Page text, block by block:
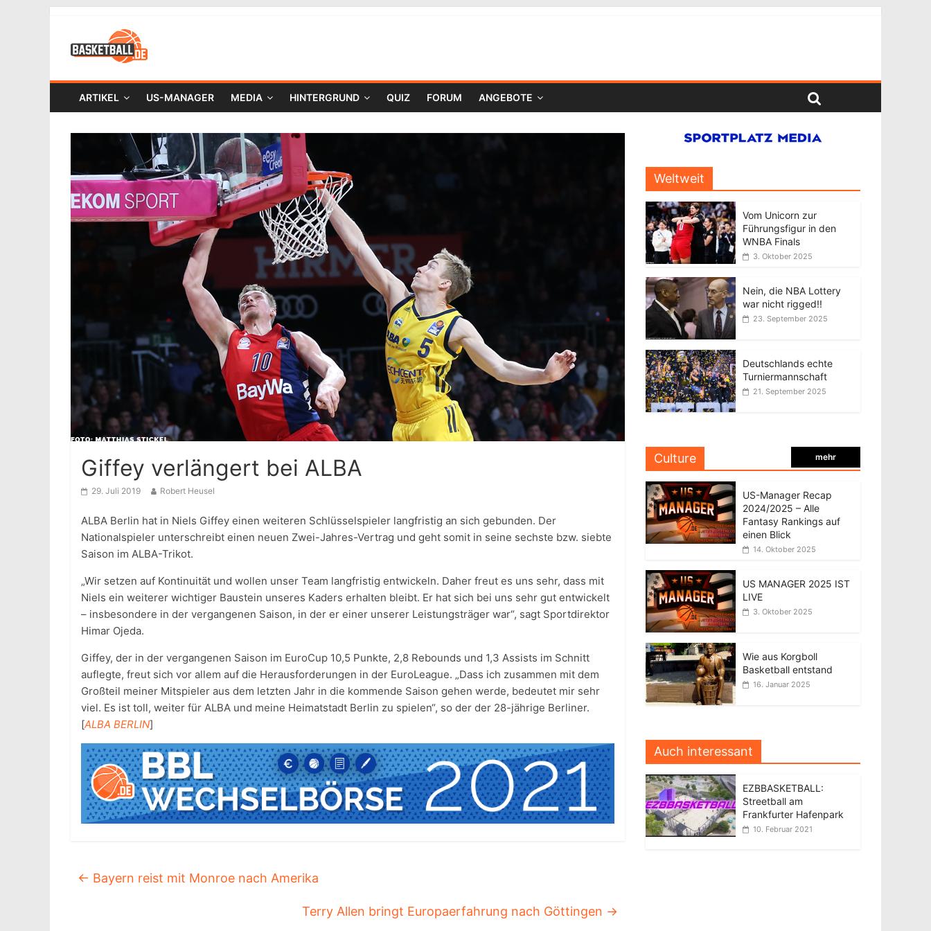
ARTIKEL US-MANAGER MEDIA HINTERGRUND QUIZ FORUM ANGEBOTE
Giffey verlängert bei ALBA
29. Juli 2019 Robert Heusel
ALBA Berlin hat in Niels Giffey einen weiteren Schlüsselspieler langfristig an sich gebunden. Der
Nationalspieler unterschreibt einen neuen Zwei-Jahres-Vertrag und geht somit in seine sechste bzw. siebte
Saison im ALBA-Trikot.
„Wir setzen auf Kontinuität und wollen unser Team langfristig entwickeln. Daher freut es uns sehr, dass mit
Niels ein weiterer wichtiger Baustein unseres Kaders erhalten bleibt. Er hat sich bei uns sehr gut entwickelt
– insbesondere in der vergangenen Saison, in der er einer unserer Leistungsträger war“, sagt Sportdirektor
Himar Ojeda.
Giffey, der in der vergangenen Saison im EuroCup 10,5 Punkte, 2,8 Rebounds und 1,3 Assists im Schnitt
auflegte, freut sich vor allem auf die Herausforderungen in der EuroLeague. „Dass ich zusammen mit dem
Großteil meiner Mitspieler aus dem letzten Jahr in die kommende Saison gehen werde, bedeutet mir sehr
viel. Es ist toll, weiter für ALBA und meine Heimatstadt Berlin zu spielen“, so der der 28-jährige Berliner.
[ALBA BERLIN]
← Bayern reist mit Monroe nach Amerika
Terry Allen bringt Europaerfahrung nach Göttingen →
Weltweit
Vom Unicorn zur
Führungsfigur in den
WNBA Finals
3. Oktober 2025
Nein, die NBA Lottery
war nicht rigged!!
23. September 2025
Deutschlands echte
Turniermannschaft
21. September 2025
Culture mehr
US-Manager Recap
2024/2025 – Alle
Fantasy Rankings auf
einen Blick
14. Oktober 2025
US MANAGER 2025 IST
LIVE
3. Oktober 2025
Wie aus Korgboll
Basketball entstand
16. Januar 2025
Auch interessant
EZBBASKETBALL:
Streetball am
Frankfurter Hafenpark
10. Februar 2021